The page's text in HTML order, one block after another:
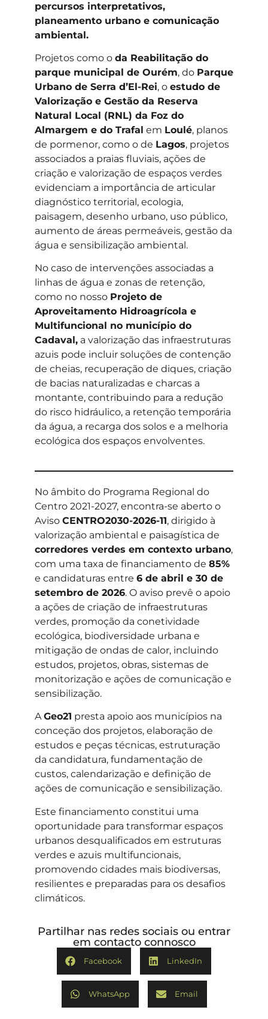
percursos interpretativos,
planeamento urbano e comunicação
ambiental.
Projetos como o da Reabilitação do
parque municipal de Ourém, do Parque
Urbano de Serra d’El-Rei, o estudo de
Valorização e Gestão da Reserva
Natural Local (RNL) da Foz do
Almargem e do Trafal em Loulé, planos
de pormenor, como o de Lagos, projetos
associados a praias fluviais, ações de
criação e valorização de espaços verdes
evidenciam a importância de articular
diagnóstico territorial, ecologia,
paisagem, desenho urbano, uso público,
aumento de áreas permeáveis, gestão da
água e sensibilização ambiental.
No caso de intervenções associadas a
linhas de água e zonas de retenção,
como no nosso Projeto de
Aproveitamento Hidroagrícola e
Multifuncional no município do
Cadaval, a valorização das infraestruturas
azuis pode incluir soluções de contenção
de cheias, recuperação de diques, criação
de bacias naturalizadas e charcas a
montante, contribuindo para a redução
do risco hidráulico, a retenção temporária
da água, a recarga dos solos e a melhoria
ecológica dos espaços envolventes.
No âmbito do Programa Regional do
Centro 2021-2027, encontra-se aberto o
Aviso CENTRO2030-2026-11, dirigido à
valorização ambiental e paisagística de
corredores verdes em contexto urbano,
com uma taxa de financiamento de 85%
e candidaturas entre 6 de abril e 30 de
setembro de 2026. O aviso prevê o apoio
a ações de criação de infraestruturas
verdes, promoção da conetividade
ecológica, biodiversidade urbana e
mitigação de ondas de calor, incluindo
estudos, projetos, obras, sistemas de
monitorização e ações de comunicação e
sensibilização.
AGeo21 presta apoio aos municípios na
conceção dos projetos, elaboração de
estudos e peças técnicas, estruturação
da candidatura, fundamentação de
custos, calendarização e definição de
ações de comunicação e sensibilização.
Este financiamento constitui uma
oportunidade para transformar espaços
urbanos desqualificados em estruturas
verdes e azuis multifuncionais,
promovendo cidades mais biodiversas,
resilientes e preparadas para os desafios
climáticos.
Partilhar nas redes sociais ou entrar
em contacto connosco
Facebook LinkedIn
WhatsApp Email